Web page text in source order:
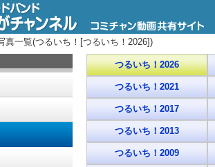
真一覧(つるいち！[つるいち！2026])
つるいち！2026
つるいち！2021
つるいち！2017
つるいち！2013
つるいち！2009